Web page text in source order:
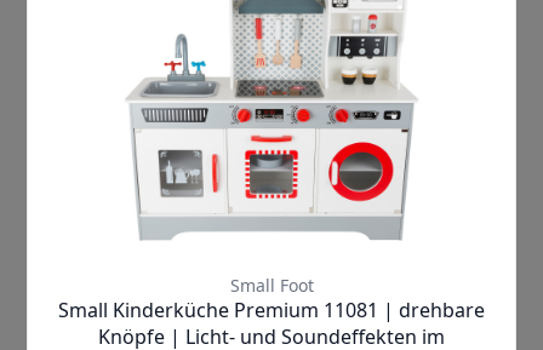
Wie bei Headsets für Erwachsene gibt es auch
für Kinder-Kopfhörer die gleichen
Ausführungen. Hiermit sind vor allem Over Ear
und On Ear Kopfhörer gemeint. Ein Over Ear
Kopfhörer umschließt mit seinen Ohrpolstern
das Ohr vollständig. Besonders breite Polster
sind sehr bequem und ovalförmige
Ausführungen imitieren die Ohrform, so dass
eine gute Passform gewährleistet ist. Zugleich
haben viele Over Ears eine gute
Geräuschunterdrückung, die störende
Umgebungsgeräusche abschirmt.